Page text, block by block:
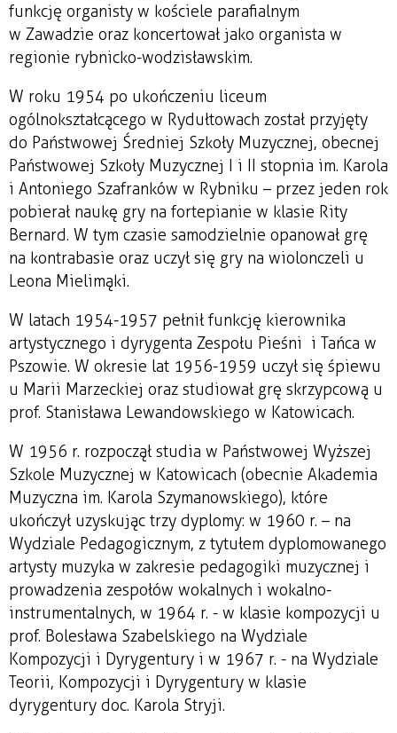
funkcję organisty w kościele parafialnym
w Zawadzie oraz koncertował jako organista w
regionie rybnicko-wodzisławskim.
W roku 1954 po ukończeniu liceum
ogólnokształcącego w Rydułtowach został przyjęty
do Państwowej Średniej Szkoły Muzycznej, obecnej
Państwowej Szkoły Muzycznej I i II stopnia im. Karola
i Antoniego Szafranków w Rybniku – przez jeden rok
pobierał naukę gry na fortepianie w klasie Rity
Bernard. W tym czasie samodzielnie opanował grę
na kontrabasie oraz uczył się gry na wiolonczeli u
Leona Mielimąki.
W latach 1954-1957 pełnił funkcję kierownika
artystycznego i dyrygenta Zespołu Pieśni i Tańca w
Pszowie. W okresie lat 1956-1959 uczył się śpiewu
u Marii Marzeckiej oraz studiował grę skrzypcową u
prof. Stanisława Lewandowskiego w Katowicach.
W 1956 r. rozpoczął studia w Państwowej Wyższej
Szkole Muzycznej w Katowicach (obecnie Akademia
Muzyczna im. Karola Szymanowskiego), które
ukończył uzyskując trzy dyplomy: w 1960 r. – na
Wydziale Pedagogicznym, z tytułem dyplomowanego
artysty muzyka w zakresie pedagogiki muzycznej i
prowadzenia zespołów wokalnych i wokalno-
instrumentalnych, w 1964 r. - w klasie kompozycji u
prof. Bolesława Szabelskiego na Wydziale
Kompozycji i Dyrygentury i w 1967 r. - na Wydziale
Teorii, Kompozycji i Dyrygentury w klasie
dyrygentury doc. Karola Stryji.